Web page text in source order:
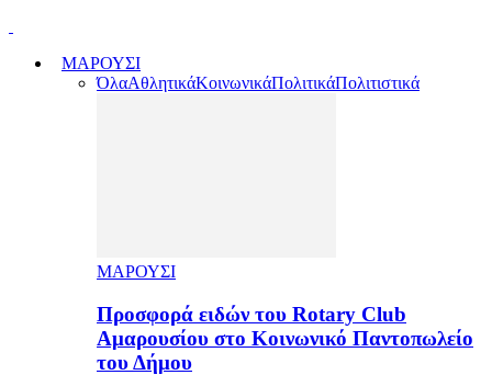
ΜΑΡΟΥΣΙ
ΌλαΑθλητικάΚοινωνικάΠολιτικάΠολιτιστικά
ΜΑΡΟΥΣΙ
Προσφορά ειδών του Rotary Club
Αμαρουσίου στο Κοινωνικό Παντοπωλείο
του Δήμου